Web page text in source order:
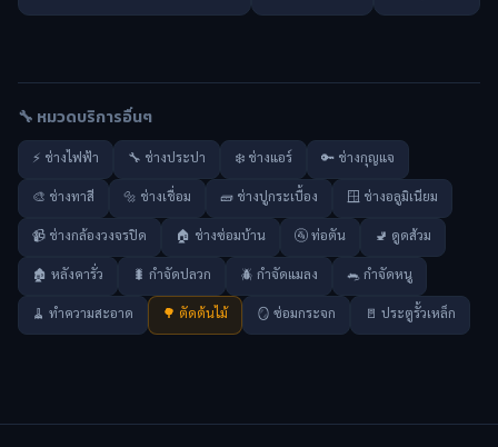
🔧 หมวดบริการอื่นๆ
⚡ ช่างไฟฟ้า 🔧 ช่างประปา ❄️ ช่างแอร์ 🔑 ช่างกุญแจ
🎨 ช่างทาสี 🔩 ช่างเชื่อม 🧱 ช่างปูกระเบื้อง 🪟 ช่างอลูมิเนียม
📹 ช่างกล้องวงจรปิด 🏠 ช่างซ่อมบ้าน 🚰 ท่อตัน 🚽 ดูดส้วม
🏚️ หลังคารั่ว 🐛 กำจัดปลวก 🪲 กำจัดแมลง 🐀 กำจัดหนู
🧹 ทำความสะอาด 🌳 ตัดต้นไม้ 🪞 ซ่อมกระจก 🚪 ประตูรั้วเหล็ก